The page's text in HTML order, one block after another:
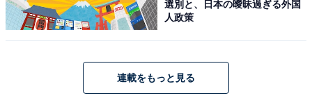
俳優として活躍するオダギリジョーさんでした。
コメントを見ると、「黒いクウガが最強だと思う」（群
馬県／50代男性）や、「デザインがいい！」（神奈川県
選別と、日本の曖昧過ぎる外国
人政策
連載をもっと見る